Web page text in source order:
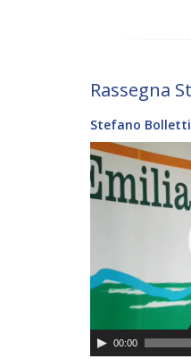
Rassegna
Stefano
Video
Player
00:00